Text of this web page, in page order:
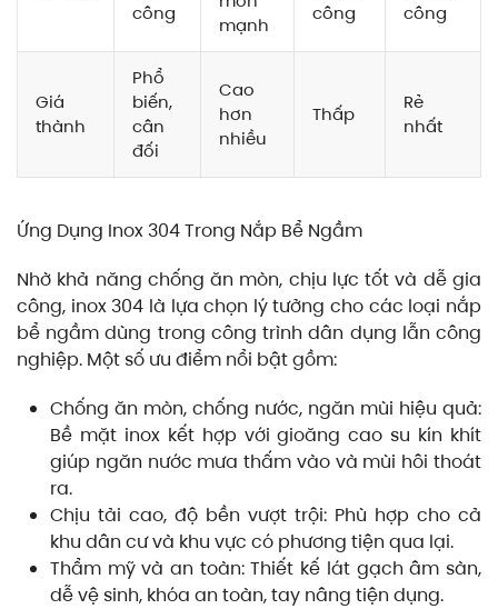
công
mạnh
công
công
Giá
thành
Phổ
biến,
cân
đối
Cao
hơn
nhiều
Thấp
Rẻ
nhất
Ứng Dụng Inox 304 Trong Nắp Bể Ngầm
Nhờ khả năng chống ăn mòn, chịu lực tốt và dễ gia
công, inox 304 là lựa chọn lý tưởng cho các loại nắp
bể ngầm dùng trong công trình dân dụng lẫn công
nghiệp. Một số ưu điểm nổi bật gồm:
Chống ăn mòn, chống nước, ngăn mùi hiệu quả:
Bề mặt inox kết hợp với gioăng cao su kín khít
giúp ngăn nước mưa thấm vào và mùi hôi thoát
ra.
Chịu tải cao, độ bền vượt trội: Phù hợp cho cả
khu dân cư và khu vực có phương tiện qua lại.
Thẩm mỹ và an toàn: Thiết kế lát gạch âm sàn,
dễ vệ sinh, khóa an toàn, tay nâng tiện dụng.